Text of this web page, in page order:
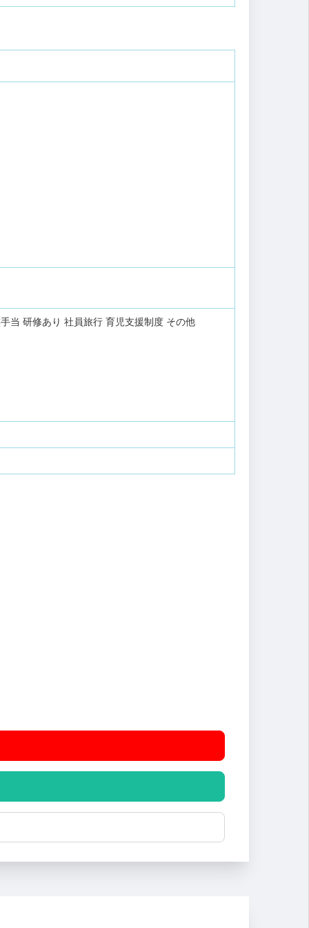
当 研修あり 社員旅行 育児支援制度 その他